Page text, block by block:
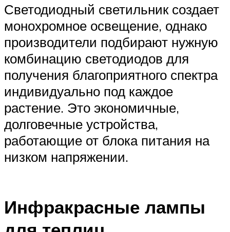
Светодиодный светильник создает
монохромное освещение, однако
производители подбирают нужную
комбинацию светодиодов для
получения благоприятного спектра
индивидуально под каждое
растение. Это экономичные,
долговечные устройства,
работающие от блока питания на
низком напряжении.
Инфракрасные лампы